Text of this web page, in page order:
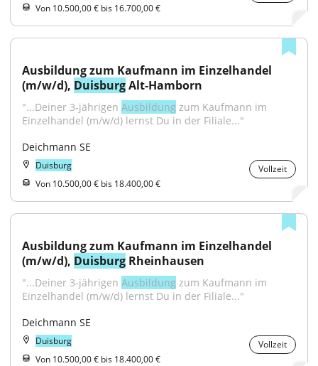
Von 10.500,00 € bis 16.700,00 €
Ausbildung zum Kaufmann im Einzelhandel
(m/w/d), Duisburg Alt-Hamborn
"...Deiner 3-jährigen Ausbildung zum Kaufmann im
Einzelhandel (m/w/d) lernst Du in der Filiale..."
Deichmann SE
Duisburg
Vollzeit
Von 10.500,00 € bis 18.400,00 €
Ausbildung zum Kaufmann im Einzelhandel
(m/w/d), Duisburg Rheinhausen
"...Deiner 3-jährigen Ausbildung zum Kaufmann im
Einzelhandel (m/w/d) lernst Du in der Filiale..."
Deichmann SE
Duisburg
Vollzeit
Von 10.500,00 € bis 18.400,00 €